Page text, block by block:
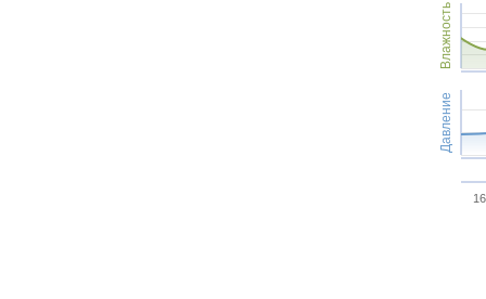
Влажность
Давление